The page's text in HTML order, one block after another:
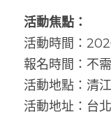
活動焦點：
活動時間：
報名時間：不
活動地點：清
活動地址：台